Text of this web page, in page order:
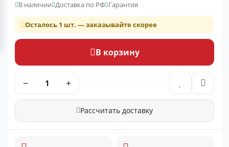
В наличии Доставка по РФ Гарантия
Осталось 1 шт. — заказывайте скорее
В корзину
− +
Рассчитать доставку